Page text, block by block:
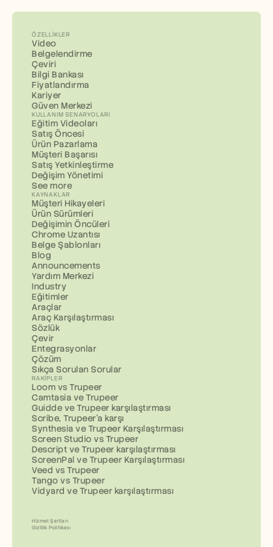
ÖZELLIKLER
Video
Belgelendirme
Çeviri
Bilgi Bankası
Fiyatlandırma
Kariyer
Güven Merkezi
KULLANIM SENARYOLARI
Eğitim Videoları
Satış Öncesi
Ürün Pazarlama
Müşteri Başarısı
Satış Yetkinleştirme
Değişim Yönetimi
See more
KAYNAKLAR
Müşteri Hikayeleri
Ürün Sürümleri
Değişimin Öncüleri
Chrome Uzantısı
Belge Şablonları
Blog
Announcements
Yardım Merkezi
Industry
Eğitimler
Araçlar
Araç Karşılaştırması
Sözlük
Çevir
Entegrasyonlar
Çözüm
Sıkça Sorulan Sorular
RAKIPLER
Loom vs Trupeer
Camtasia ve Trupeer
Guidde ve Trupeer karşılaştırması
Scribe, Trupeer'a karşı
Synthesia ve Trupeer Karşılaştırması
Screen Studio vs Trupeer
Descript ve Trupeer karşılaştırması
ScreenPal ve Trupeer Karşılaştırması
Veed vs Trupeer
Tango vs Trupeer
Vidyard ve Trupeer karşılaştırması
Hizmet Şartları
Gizlilik Politikası